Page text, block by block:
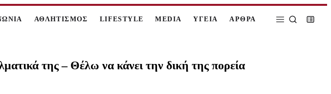
ΑΘΛΗΤΙΣΜΟΣ LIFESTYLE MEDIA ΥΓΕΙΑ ΑΡΘΡΑ
της – Θέλω να κάνει την δική της πορεία